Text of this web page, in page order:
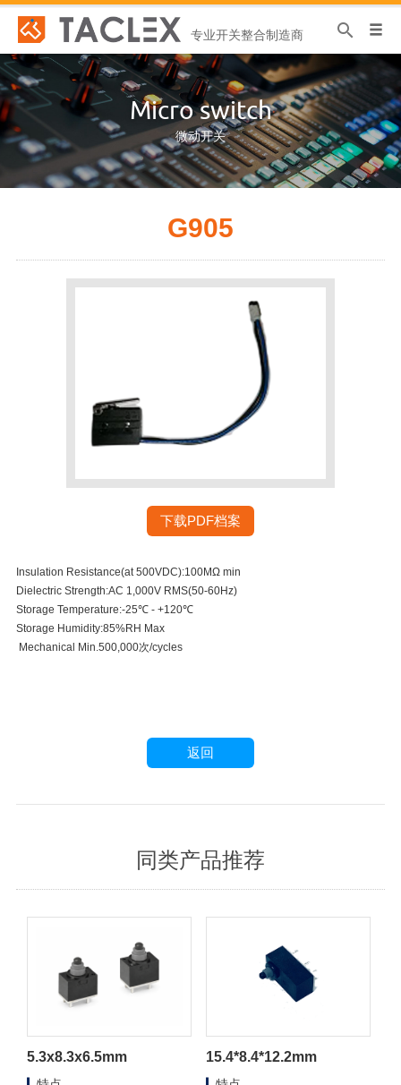
专业开关整合制造商
Micro switch
微动开关
G905
下载PDF档案
Insulation Resistance(at 500VDC):100MΩ min
Dielectric Strength:AC 1,000V RMS(50-60Hz)
Storage Temperature:-25℃ - +120℃
Storage Humidity:85%RH Max
Mechanical Min.500,000次/cycles
返回
同类产品推荐
5.3x8.3x6.5mm 15.4*8.4*12.2mm